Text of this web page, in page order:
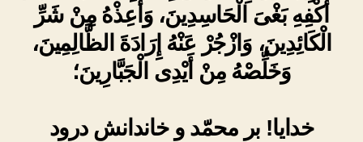
أَكْفِهِ بَغْىَ الْحَاسِدِينَ، وَأَعِذْهُ مِنْ شَرِّ
الْكَائِدِينَ، وَازْجُرْ عَنْهُ إِرَادَةَ الظَّالِمِينَ،
وَخَلِّصْهُ مِنْ أَيْدِى الْجَبَّارِينَ؛
خدایا! بر محمّد و خاندانش درود